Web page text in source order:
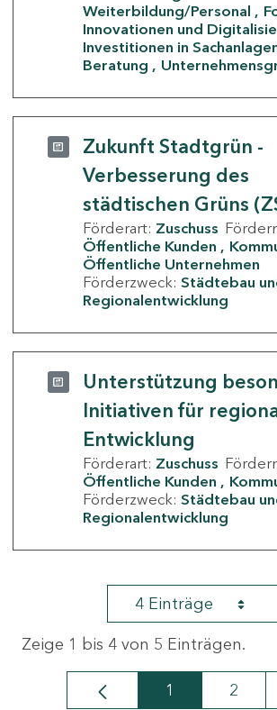
Weiterbildung/Personal
Innovationen und
Investitionen in
Beratung
Zukunft Stadtgrün -
Verbesserung des
städtischen Grüns
Förderart: Zuschuss
Öffentliche Kunden
Öffentliche Unternehmen
Förderzweck: Städtebau
Regionalentwicklung
Unterstützung
Initiativen für
Entwicklung
Förderart: Zuschuss
Öffentliche Kunden
Förderzweck: Städtebau
Regionalentwicklung
4 Einträge
Zeige 1 bis 4 von 5 Einträgen.
Seite
1 Seite
2